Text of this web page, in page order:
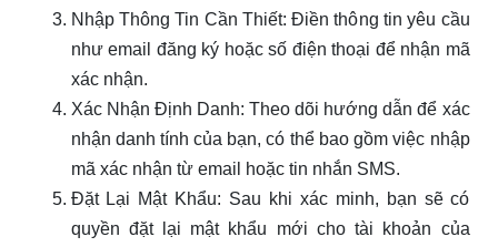
Nhập Thông Tin Cần Thiết: Điền thông tin yêu cầu
như email đăng ký hoặc số điện thoại để nhận mã
xác nhận.
Xác Nhận Định Danh: Theo dõi hướng dẫn để xác
nhận danh tính của bạn, có thể bao gồm việc nhập
mã xác nhận từ email hoặc tin nhắn SMS.
Đặt Lại Mật Khẩu: Sau khi xác minh, bạn sẽ có
quyền đặt lại mật khẩu mới cho tài khoản của